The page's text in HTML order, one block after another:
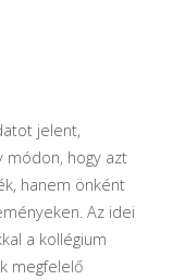
jelent,
módon, hogy azt
hanem önként
Az idei
a kollégium
megfelelő